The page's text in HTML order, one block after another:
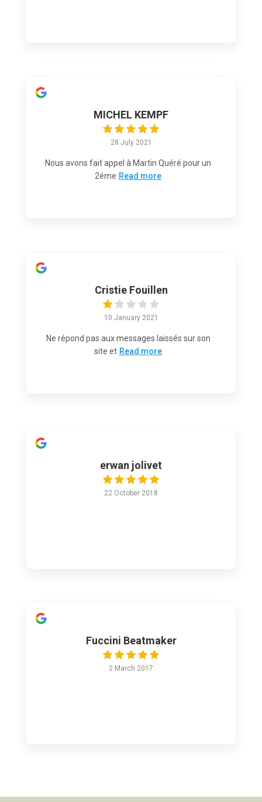
MICHEL KEMPF
28 July 2021
Nous avons fait appel à Martin Quéré pour un
2éme Read more
Cristie Fouillen
10 January 2021
Ne répond pas aux messages laissés sur son
site et Read more
erwan jolivet
22 October 2018
Fuccini Beatmaker
2 March 2017